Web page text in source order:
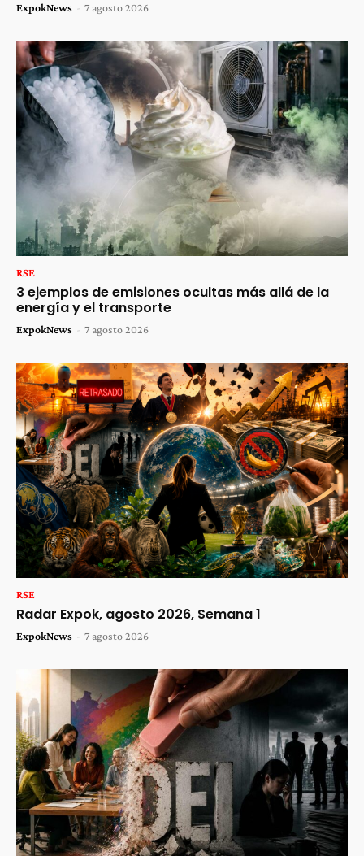
ExpokNews - 7 agosto 2026
RSE
3 ejemplos de emisiones ocultas más allá de la
energía y el transporte
ExpokNews - 7 agosto 2026
RSE
Radar Expok, agosto 2026, Semana 1
ExpokNews - 7 agosto 2026